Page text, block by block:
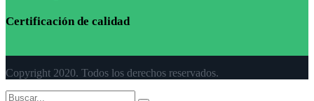
Certificación de calidad
Copyright 2020. Todos los derechos reservados.